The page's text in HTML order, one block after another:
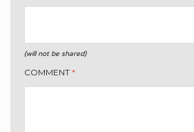
(will not be shared)
COMMENT *